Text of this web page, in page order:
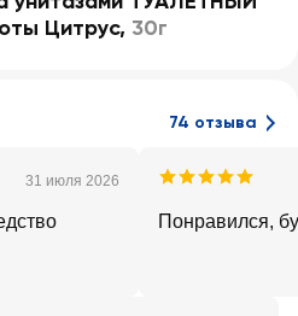
Цитрус, 30г
74 отзыва
31 июля 2026
Понравился,